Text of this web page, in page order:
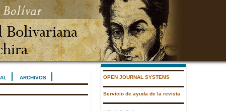
OPEN JOURNAL SYSTEMS
Servicio de ayuda de la revista
ARCHIVOS